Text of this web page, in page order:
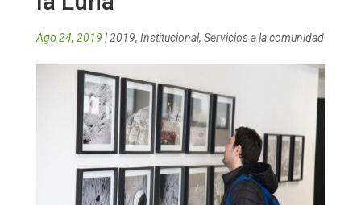
Ago 24, 2019 |2019, Institucional, Servicios a la comunidad